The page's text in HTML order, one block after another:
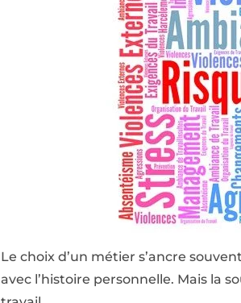
Le choix d’un métier s’ancre
avec l’histoire personnelle. Mais la